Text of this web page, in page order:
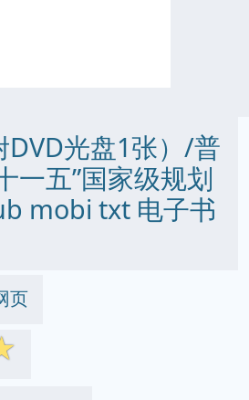
光盘1张）/普
一五”国家级规划
mobi txt 电子书
页